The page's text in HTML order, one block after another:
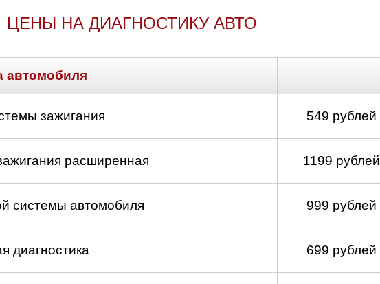
ЦЕНЫ НА ДИАГНОСТИКУ АВТО
автомобиля
зажигания 549 рублей
расширенная 1199 рублей
системы автомобиля 999 рублей
диагностика 699 рублей